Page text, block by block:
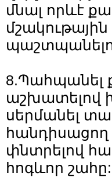
մնալ որևէ
8.Պահպանել
աշխատելով
սերմանել
հանդիսացող
փնտրելով
հոգևոր շահը: